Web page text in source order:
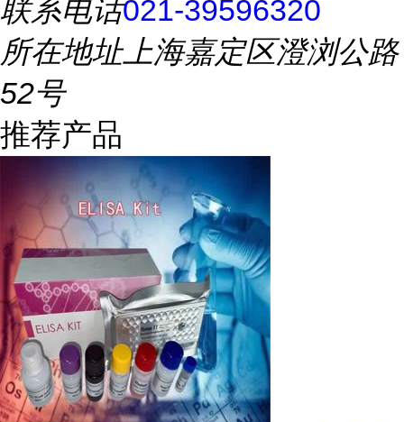
联系电话021-39596320
所在地址上海嘉定区澄浏公路
52号
推荐产品